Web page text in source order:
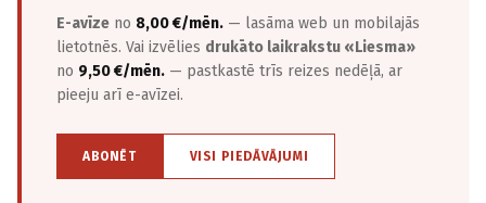
E-avīze no 8,00 €/mēn. — lasāma web un mobilajās
lietotnēs. Vai izvēlies drukāto laikrakstu «Liesma»
no 9,50 €/mēn. — pastkastē trīs reizes nedēļā, ar
pieeju arī e-avīzei.
ABONĒT VISI PIEDĀVĀJUMI